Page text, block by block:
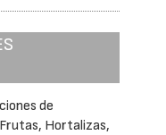
de
Hortalizas,